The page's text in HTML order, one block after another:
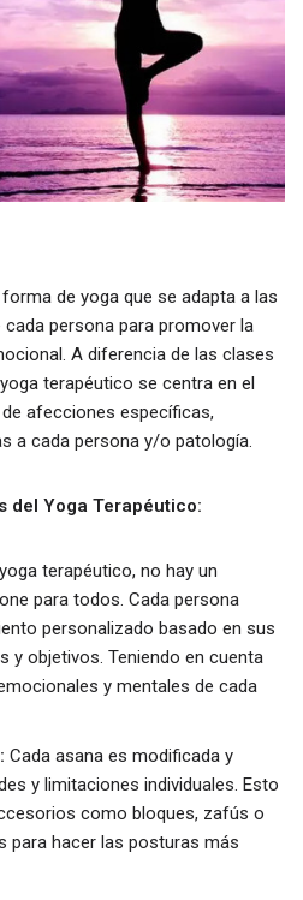
de yoga que se adapta a las
persona para promover la
A diferencia de las clases
terapéutico se centra en el
afecciones específicas,
a cada persona y/o patología.
del Yoga Terapéutico:
terapéutico, no hay un
para todos. Cada persona
personalizado basado en sus
y objetivos. Teniendo en cuenta
y mentales de cada
Cada asana es modificada y
y limitaciones individuales. Esto
como bloques, zafús o
para hacer las posturas más